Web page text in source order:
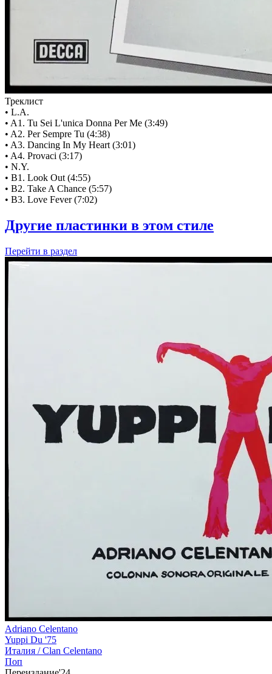
Треклист
• L.A.
• A1. Tu Sei L'unica Donna Per Me (3:49)
• A2. Per Sempre Tu (4:38)
• A3. Dancing In My Heart (3:01)
• A4. Provaci (3:17)
• N.Y.
• B1. Look Out (4:55)
• B2. Take A Chance (5:57)
• B3. Love Fever (7:02)
Другие пластинки в этом стиле
Перейти в раздел
Adriano Celentano
Yuppi Du '75
Италия /Clan Celentano
Поп